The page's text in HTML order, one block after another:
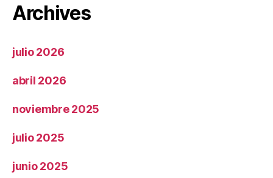
Archives
julio 2026
abril 2026
noviembre 2025
julio 2025
junio 2025